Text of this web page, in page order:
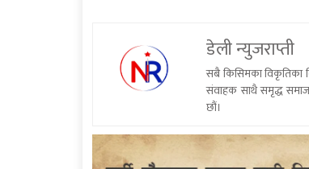
डेली न्युजराप्ती
सबै किसिमका विकृतिका
संवाहक साथै समृद्ध
छौं।